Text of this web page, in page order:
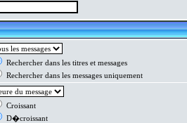
Rechercher dans les titres et messages
Rechercher dans les messages uniquement
Croissant
D�croissant